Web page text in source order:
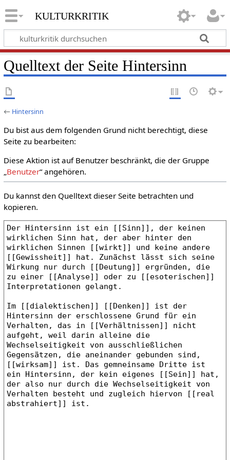
kulturkritik
Quelltext der Seite Hintersinn
← Hintersinn
Du bist aus dem folgenden Grund nicht berechtigt, diese
Seite zu bearbeiten:
Diese Aktion ist auf Benutzer beschränkt, die der Gruppe
„Benutzer“ angehören.
Du kannst den Quelltext dieser Seite betrachten und
kopieren.